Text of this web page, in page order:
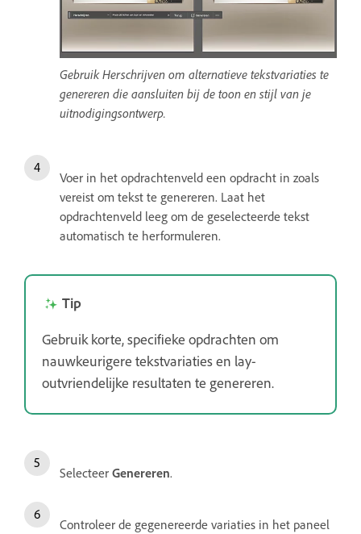
Gebruik Herschrijven om alternatieve tekstvariaties te
genereren die aansluiten bij de toon en stijl van je
uitnodigingsontwerp.
Voer in het opdrachtenveld een opdracht in zoals
vereist om tekst te genereren. Laat het
opdrachtenveld leeg om de geselecteerde tekst
automatisch te herformuleren.
Tip
Gebruik korte, specifieke opdrachten om
nauwkeurigere tekstvariaties en lay-
outvriendelijke resultaten te genereren.
Selecteer Genereren.
Controleer de gegenereerde variaties in het paneel